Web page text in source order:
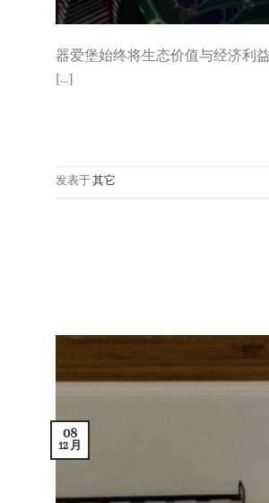
器爱堡始终将生态价值与经济利
[...]
发表于其它
08
12 月